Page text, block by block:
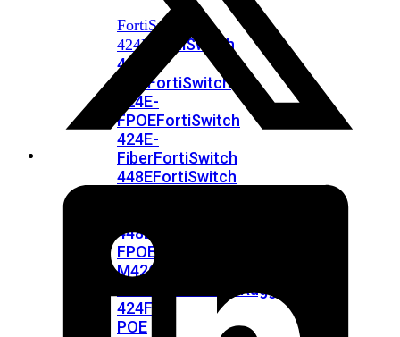
FortiSwitch
424E
FortiSwitch
424E-
FortiSwitch
424E-
FPOEFortiSwitch
424E-
FiberFortiSwitch
448EFortiSwitch
448E-
FPOE
M426E-
FortiSwitchRugged
424F-
POE